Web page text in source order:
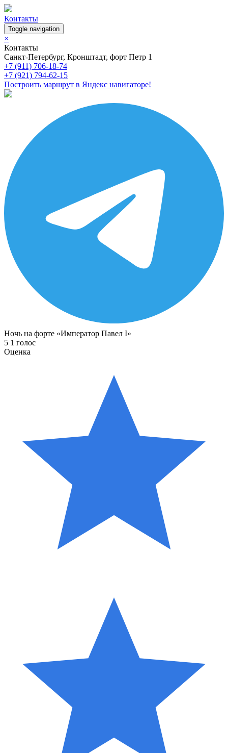
Контакты
Toggle navigation
×
Контакты
Санкт-Петербург, Кронштадт, форт Петр 1
+7 (911) 706-18-74
+7 (921) 794-62-15
Построить маршрут в Яндекс навигаторе!
Ночь на форте «Император Павел I»
5 1 голос
Оценка